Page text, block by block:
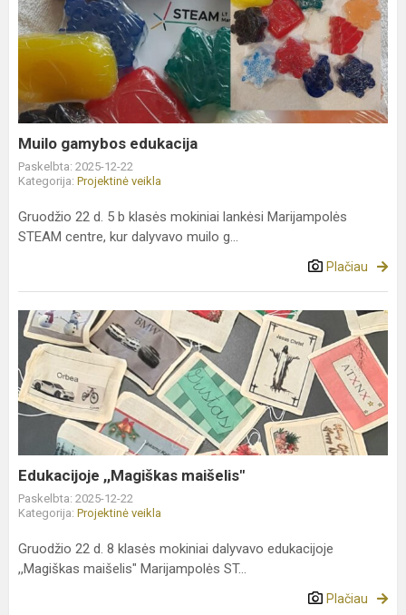
gamybos
edukacija
Muilo gamybos edukacija
Paskelbta: 2025-12-22
Kategorija: Projektinė veikla
Gruodžio 22 d. 5 b klasės mokiniai lankėsi Marijampolės
STEAM centre, kur dalyvavo muilo g...
Plačiau
Edukacijoje
,,Magiškas
maišelis"
Edukacijoje ,,Magiškas maišelis"
Paskelbta: 2025-12-22
Kategorija: Projektinė veikla
Gruodžio 22 d. 8 klasės mokiniai dalyvavo edukacijoje
,,Magiškas maišelis" Marijampolės ST...
Plačiau